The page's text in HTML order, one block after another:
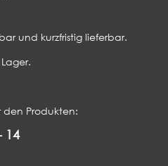
und kurzfristig lieferbar.
den Produkten:
14